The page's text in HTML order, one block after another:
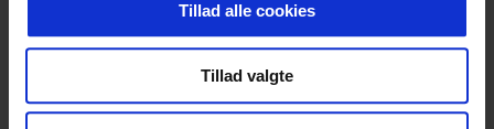
Tillad alle cookies
Tillad valgte
Projekter
Ydelser